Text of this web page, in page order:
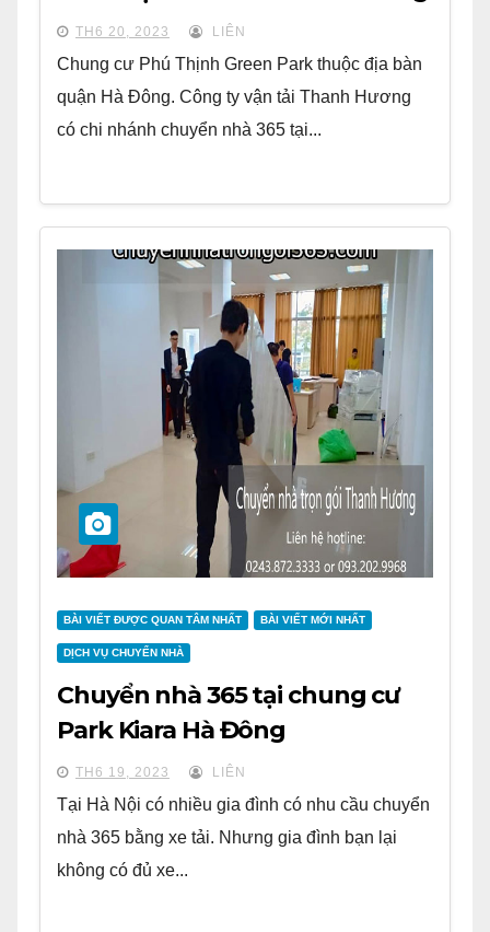
TH6 20, 2023 LIÊN
Chung cư Phú Thịnh Green Park thuộc địa bàn
quận Hà Đông. Công ty vận tải Thanh Hương
có chi nhánh chuyển nhà 365 tại...
BÀI VIẾT ĐƯỢC QUAN TÂM NHẤT BÀI VIẾT MỚI NHẤT
DỊCH VỤ CHUYỂN NHÀ
Chuyển nhà 365 tại chung cư
Park Kiara Hà Đông
TH6 19, 2023 LIÊN
Tại Hà Nội có nhiều gia đình có nhu cầu chuyển
nhà 365 bằng xe tải. Nhưng gia đình bạn lại
không có đủ xe...